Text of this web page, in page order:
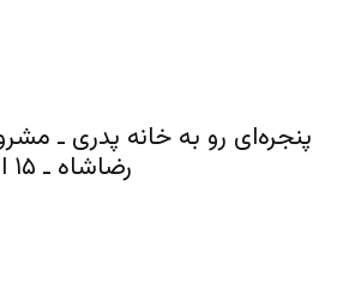
پنجره‌ای رو به خانه پدری ـ
رضاشاه ـ ۱۵ امرداد / ۶ آگوست